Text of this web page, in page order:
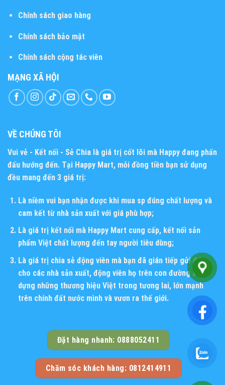
Chính sách giao hàng
Chính sách bảo mật
Chính sách cộng tác viên
MẠNG XÃ HỘI
VỀ CHÚNG TÔI
Vui vẻ - Kết nối - Sẻ Chia là giá trị cốt lõi mà Happy đang phấn
đấu hướng đến. Tại Happy Mart, mỗi đồng tiền bạn sử dụng
đều mang đến 3 giá trị:
Là niềm vui bạn nhận được khi mua sp đúng chất lượng và
cam kết từ nhà sản xuất với giá phù hợp;
Là giá trị kết nối mà Happy Mart cung cấp, kết nối sản
phẩm Việt chất lượng đến tay người tiêu dùng;
Là giá trị chia sẻ động viên mà bạn đã gián tiếp gửi đến
cho các nhà sản xuất, động viên họ trên con đường xây
dựng những thương hiệu Việt trong tương lai, lớn mạnh
trên chính đất nước mình và vươn ra thế giới.
Đặt hàng nhanh: 0888052411
Chăm sóc khách hàng: 0812414911